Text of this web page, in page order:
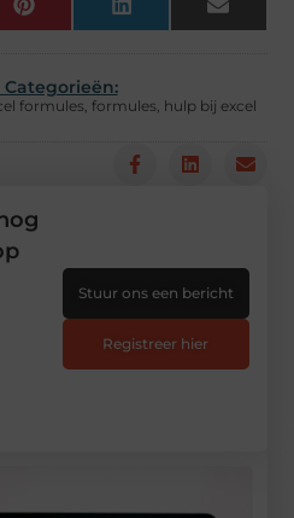
Pinterest LinkedIn Email
Categorieën:
formules, formules, hulp bij excel
Stuur ons een bericht
Registreer hier